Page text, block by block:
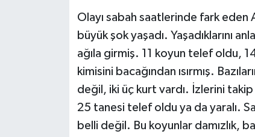
Olayı sabah saatlerinde fark eden
büyük şok yaşadı. Yaşadıklarını
ağıla girmiş. 11 koyun telef oldu,
kimisini bacağından ısırmış.
değil, iki üç kurt vardı. İzlerini
25 tanesi telef oldu ya da yaralı.
belli değil. Bu koyunlar damızlık,
Televizyon
Yaşam-Çevre